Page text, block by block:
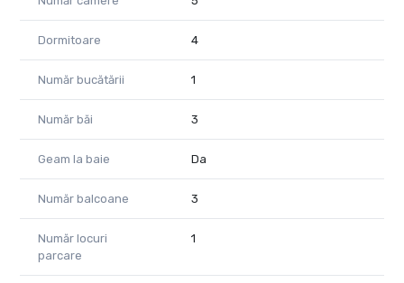
avand instalatia electrica si sanitara executata si necesitand
gresia,faianta,parchetul si usile interioare,astfel cumparatorul
avand posibilitatea de a-si personaliza casa.
Curtea are acces auto.
Utilitatile canalizarea,curentul,apa se afla la strada si gazul in
apropiere.
Proprietatea este in curs de intabulare.
Pretul proprietatii la stadiul acesta este de 138000 euro
Pentru mai multe informatii,nu ezitati sa ne contactati la
0723985424 Consultant imobiliar Liliana.
Dormitoare 4
Număr bucătării 1
Număr băi 3
Geam la baie Da
Număr balcoane 3
Număr locuri
parcare
1